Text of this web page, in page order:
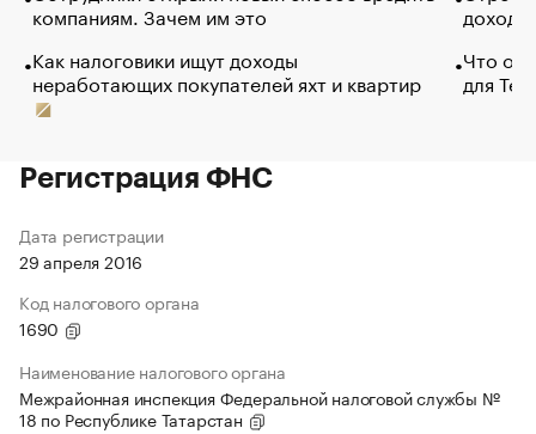
компаниям. Зачем им это
Как налоговики ищут доходы
неработающих покупателей яхт и квартир
Что
для
Регистрация ФНС
Дата регистрации
29 апреля 2016
Код налогового органа
1690
Наименование налогового органа
Межрайонная инспекция Федеральной налоговой службы №
18 по Республике Татарстан